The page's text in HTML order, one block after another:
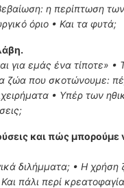
η περίπτωση
όριο • Και τα φυτά;
για εμάς ένα τίποτε» •
ζώα που σκοτώνουμε:
• Υπέρ των
και πώς μπορούμε
διλήμματα; • Η
πάλι περί